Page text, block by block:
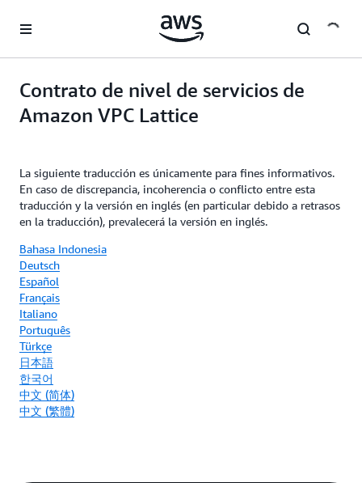
Contrato de nivel de servicios de
Amazon VPC Lattice
La siguiente traducción es únicamente para fines informativos.
En caso de discrepancia, incoherencia o conflicto entre esta
traducción y la versión en inglés (en particular debido a retrasos
en la traducción), prevalecerá la versión en inglés.
Bahasa Indonesia
Deutsch
Español
Français
Italiano
Português
Türkçe
日本語
한국어
中文 (简体)
中文 (繁體)